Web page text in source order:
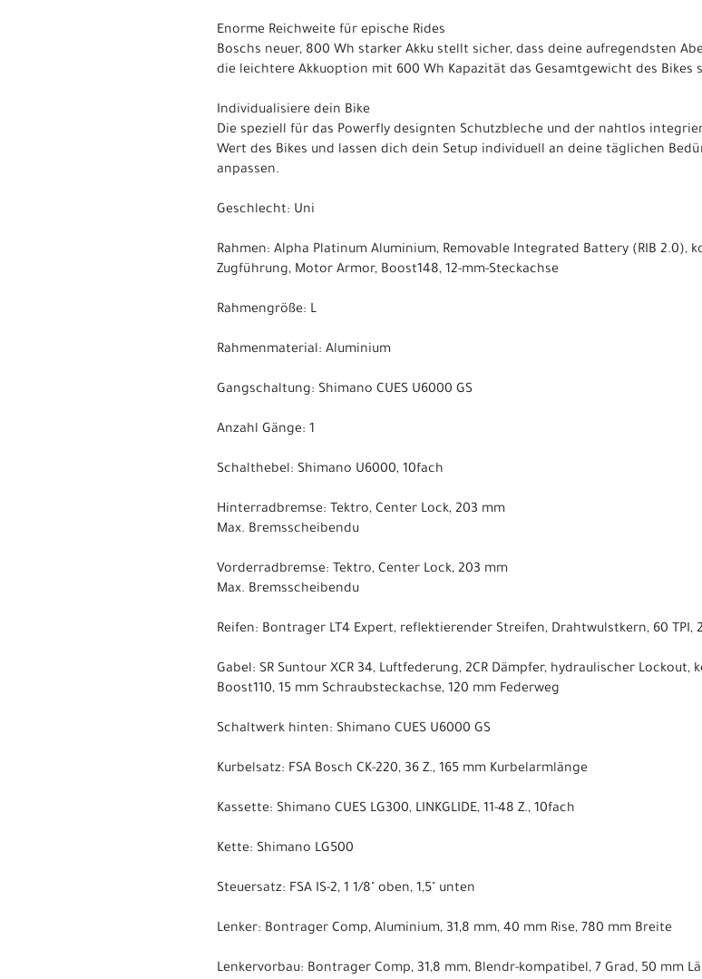
Enorme Reichweite für epische Rides
Boschs neuer, 800 Wh starker Akku stellt sicher, dass deine aufregendsten
die leichtere Akkuoption mit 600 Wh Kapazität das Gesamtgewicht des
Individualisiere dein Bike
Die speziell für das Powerfly designten Schutzbleche und der nahtlos
Wert des Bikes und lassen dich dein Setup individuell an deine täglichen
anpassen.
Geschlecht: Uni
Rahmen: Alpha Platinum Aluminium, Removable Integrated Battery (RIB 2.0),
Zugführung, Motor Armor, Boost148, 12-mm-Steckachse
Rahmengröße: L
Rahmenmaterial: Aluminium
Gangschaltung: Shimano CUES U6000 GS
Anzahl Gänge: 1
Schalthebel: Shimano U6000, 10fach
Hinterradbremse: Tektro, Center Lock, 203 mm
Max. Bremsscheibendu
Vorderradbremse: Tektro, Center Lock, 203 mm
Max. Bremsscheibendu
Reifen: Bontrager LT4 Expert, reflektierender Streifen, Drahtwulstkern, 60 TPI,
Gabel: SR Suntour XCR 34, Luftfederung, 2CR Dämpfer, hydraulischer
Boost110, 15 mm Schraubsteckachse, 120 mm Federweg
Schaltwerk hinten: Shimano CUES U6000 GS
Kurbelsatz: FSA Bosch CK-220, 36 Z., 165 mm Kurbelarmlänge
Kassette: Shimano CUES LG300, LINKGLIDE, 11-48 Z., 10fach
Kette: Shimano LG500
Steuersatz: FSA IS-2, 1 1/8" oben, 1,5" unten
Lenker: Bontrager Comp, Aluminium, 31,8 mm, 40 mm Rise, 780 mm Breite
Lenkervorbau: Bontrager Comp, 31,8 mm, Blendr-kompatibel, 7 Grad, 50 mm